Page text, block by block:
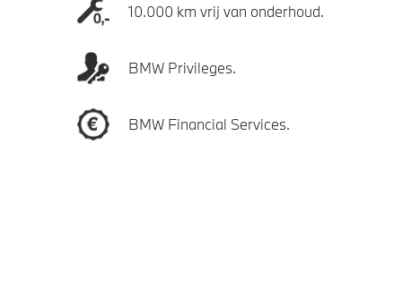
10.000 km vrij van onderhoud.
BMW Privileges.
BMW Financial Services.